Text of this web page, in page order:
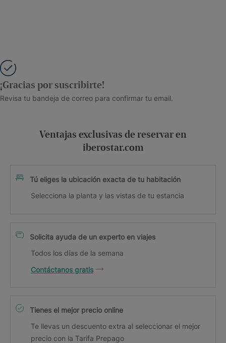
¡Gracias por suscribirte!
Revisa tu bandeja de correo para confirmar tu email.
Ventajas exclusivas de reservar en
iberostar.com
Tú eliges la ubicación exacta de tu habitación
Selecciona la planta y las vistas de tu estancia
Solicita ayuda de un experto en viajes
Todos los días de la semana
Contáctanos gratis
Tienes el mejor precio online
Te llevas un descuento extra al seleccionar el mejor
precio con la Tarifa Prepago